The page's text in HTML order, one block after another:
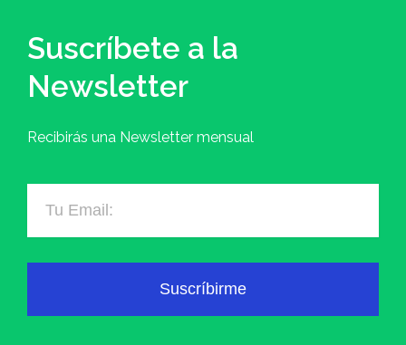
Suscríbete a la
Newsletter
Recibirás una Newsletter mensual
Suscríbirme